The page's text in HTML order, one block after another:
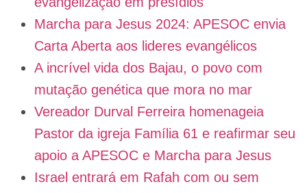
Marcha para Jesus 2024: APESOC envia
Carta Aberta aos lideres evangélicos
A incrível vida dos Bajau, o povo com
mutação genética que mora no mar
Vereador Durval Ferreira homenageia
Pastor da igreja Família 61 e reafirmar seu
apoio a APESOC e Marcha para Jesus
Israel entrará em Rafah com ou sem